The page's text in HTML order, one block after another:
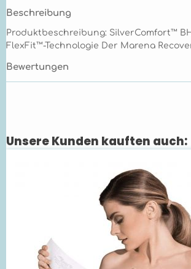
Beschreibung
Produktbeschreibung: SilverComfort™
FlexFit™-Technologie Der Marena
Bewertungen
Produktgalerie überspringen
Unsere Kunden kauften auch: